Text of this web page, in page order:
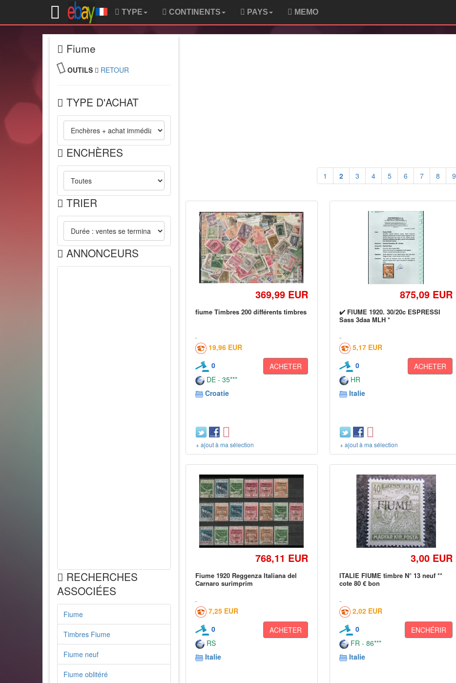
TYPE CONTINENTS PAYS MEMO
Fiume
OUTILS RETOUR
TYPE D'ACHAT
ENCHÈRES
TRIER
ANNONCEURS
RECHERCHES
ASSOCIÉES
Fiume
Timbres Fiume
Fiume neuf
Fiume oblitéré
1 2 3 4 5 6 7 8 9
369,99 EUR
fiume Timbres 200 différents timbres
19,96 EUR
0
ACHETER
DE - 35***
Croatie
+ ajout à ma sélection
875,09 EUR
✔️ FIUME 1920. 30/20c ESPRESSI
Sass 3daa MLH *
5,17 EUR
0
ACHETER
HR
Italie
+ ajout à ma sélection
768,11 EUR
Fiume 1920 Reggenza Italiana del
Carnaro surimprim
7,25 EUR
0
ACHETER
RS
Italie
3,00 EUR
ITALIE FIUME timbre N° 13 neuf **
cote 80 € bon
2,02 EUR
0
ENCHÉRIR
FR - 86***
Italie